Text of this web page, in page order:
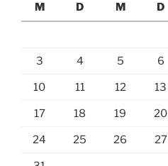
M
D M D
3 4 5 6
10 11 12 13
17 18 19 20
24 25 26 27